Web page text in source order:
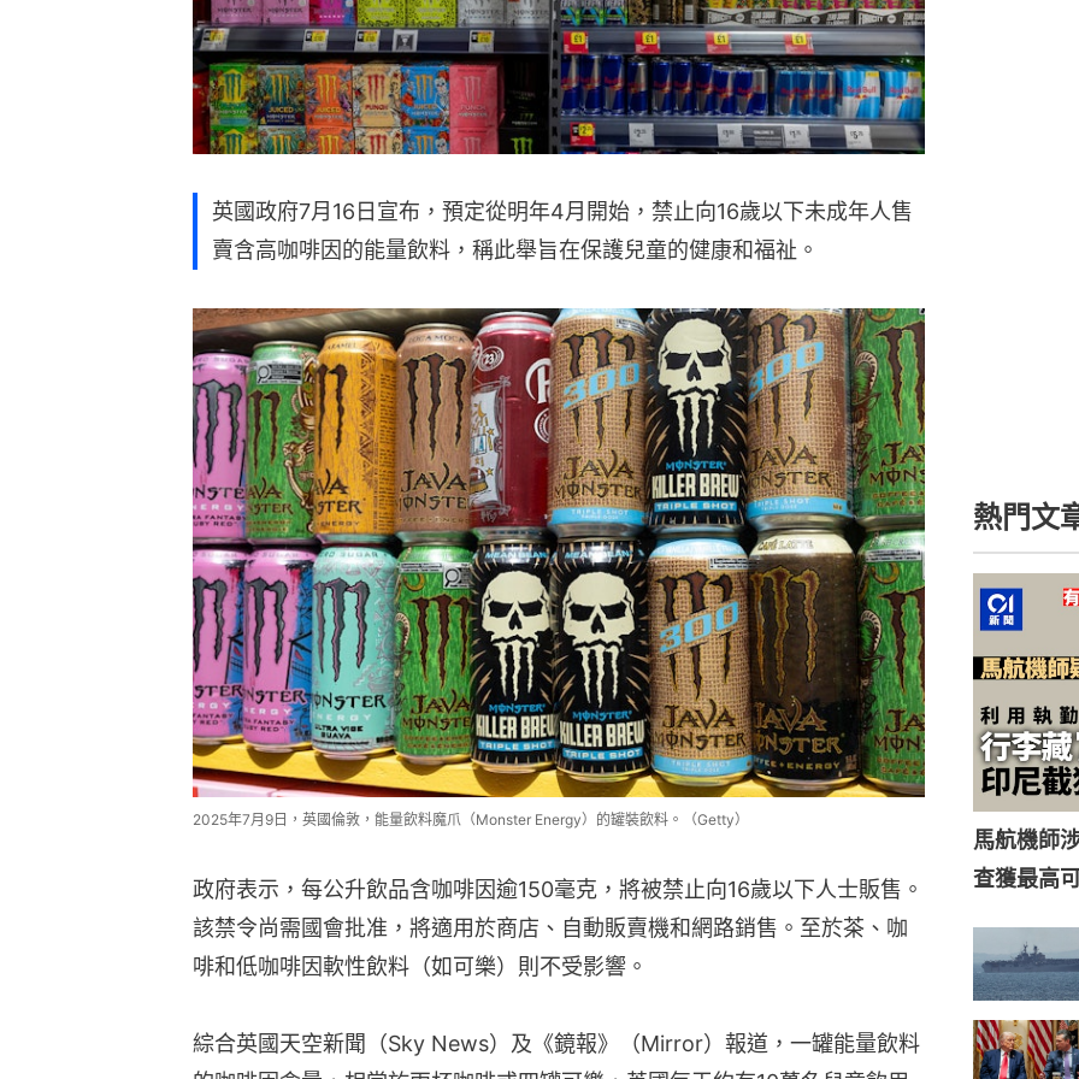
英國政府7月16日宣布，預定從明年4月開始，禁止向16歲以下未成年人售
賣含高咖啡因的能量飲料，稱此舉旨在保護兒童的健康和福祉。
2025年7月9日，英國倫敦，能量飲料魔爪（Monster Energy）的罐裝飲料。（Getty）
政府表示，每公升飲品含咖啡因逾150毫克，將被禁止向16歲以下人士販售。
該禁令尚需國會批准，將適用於商店、自動販賣機和網路銷售。至於茶、咖
啡和低咖啡因軟性飲料（如可樂）則不受影響。
綜合英國天空新聞（Sky News）及《鏡報》（Mirror）報道，一罐能量飲料